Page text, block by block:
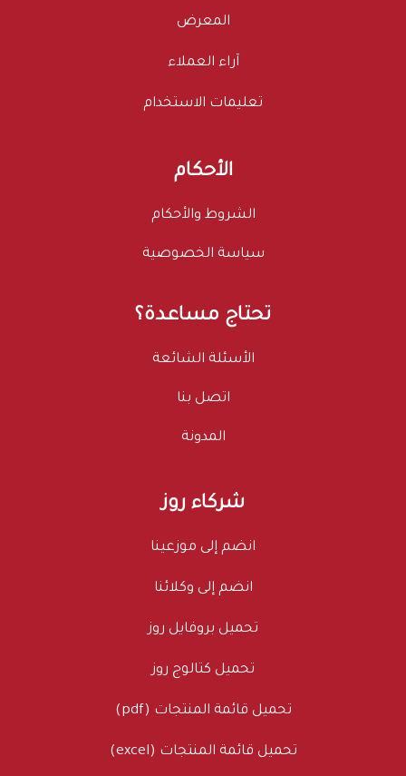
المعرض
آراء العملاء
تعليمات الاستخدام
الأحكام
الشروط والأحكام
سياسة الخصوصية
تحتاج مساعدة؟
الأسئلة الشائعة
اتصل بنا
المدونة
شركاء روز
انضم إلى موزعينا
انضم إلى وكلائنا
تحميل بروفايل روز
تحميل كتالوج روز
تحميل قائمة المنتجات (pdf)
تحميل قائمة المنتجات (excel)